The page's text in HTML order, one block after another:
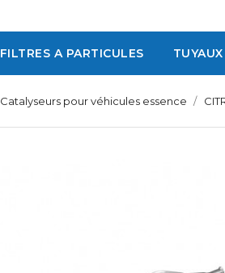
FILTRES A PARTICULES TUYAUX
Catalyseurs pour véhicules essence